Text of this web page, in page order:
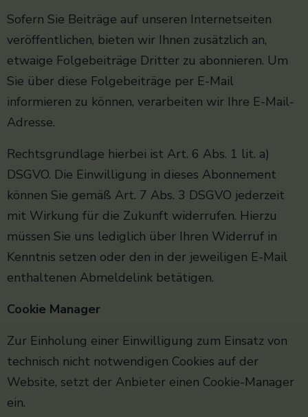
Sofern Sie Beiträge auf unseren Internetseiten
veröffentlichen, bieten wir Ihnen zusätzlich an,
etwaige Folgebeiträge Dritter zu abonnieren. Um
Sie über diese Folgebeiträge per E-Mail
informieren zu können, verarbeiten wir Ihre E-Mail-
Adresse.
Rechtsgrundlage hierbei ist Art. 6 Abs. 1 lit. a)
DSGVO. Die Einwilligung in dieses Abonnement
können Sie gemäß Art. 7 Abs. 3 DSGVO jederzeit
mit Wirkung für die Zukunft widerrufen. Hierzu
müssen Sie uns lediglich über Ihren Widerruf in
Kenntnis setzen oder den in der jeweiligen E-Mail
enthaltenen Abmeldelink betätigen.
Cookie Manager
Zur Einholung einer Einwilligung zum Einsatz von
technisch nicht notwendigen Cookies auf der
Website, setzt der Anbieter einen Cookie-Manager
ein.